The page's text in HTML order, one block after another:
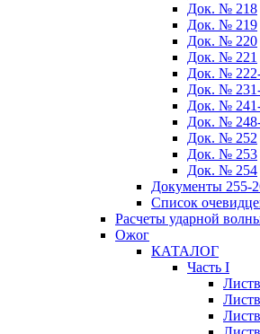
Док. № 218
Док. № 219
Док. № 220
Док. № 221
Док. №
Док. №
Док. №
Док. №
Док. № 252
Док. № 253
Док. № 254
Документы 255-
Список
Расчеты ударной
Ожог
КАТАЛОГ
Часть I